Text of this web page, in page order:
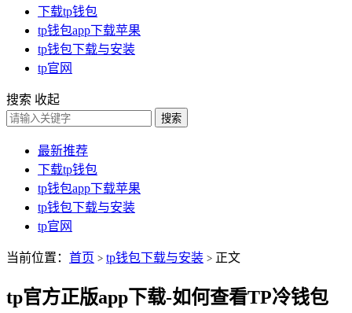
下载tp钱包
tp钱包app下载苹果
tp钱包下载与安装
tp官网
搜索 收起
搜索
最新推荐
下载tp钱包
tp钱包app下载苹果
tp钱包下载与安装
tp官网
当前位置： 首页 > tp钱包下载与安装 > 正文
tp官方正版app下载-如何查看TP冷钱包